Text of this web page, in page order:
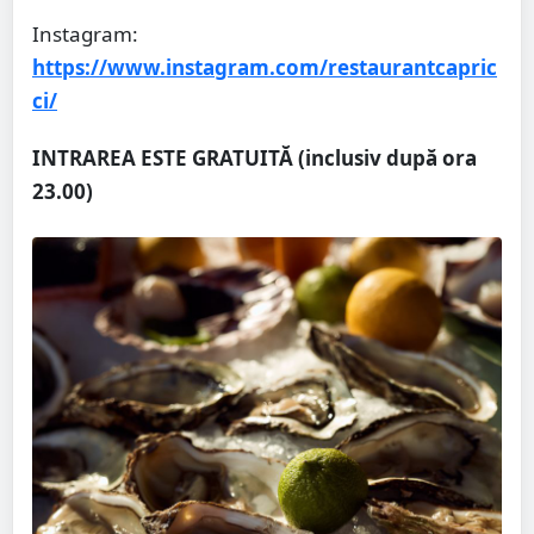
Instagram:
https://www.instagram.com/restaurantcapric
ci/
INTRAREA ESTE GRATUITĂ (inclusiv după ora
23.00)